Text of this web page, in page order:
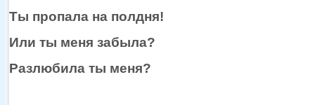
Ты пропала на полдня!
Или ты меня забыла?
Разлюбила ты меня?